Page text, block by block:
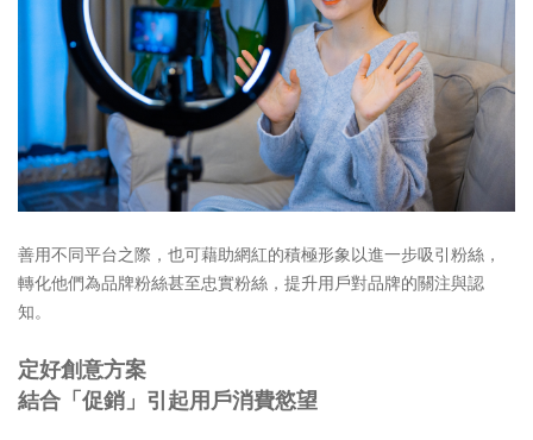
善用不同平台之際，也可藉助網紅的積極形象以進一步吸引粉絲，
轉化他們為品牌粉絲甚至忠實粉絲，提升用戶對品牌的關注與認
知。
定好創意方案
結合「促銷」引起用戶消費慾望